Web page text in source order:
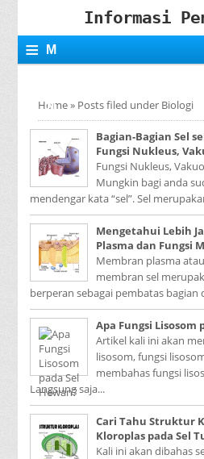
Informasi
≡ M
N
Home» Posts filed under Biologi
Bagian-Bagian Sel
Fungsi Nukleus,
Fungsi Nukleus,
Mungkin bagi anda
mendengar kata “sel”. Sel
Mengetahui Lebih
Plasma dan Fungsi
Membran plasma
membran sel
berperan sebagai pembatas bagian
Apa Fungsi Lisosom
Artikel kali ini akan
lisosom, fungsi
membahas fungsi
Langsung saja...
Cari Tahu Struktur
Kloroplas pada Sel
Kali ini akan dibahas